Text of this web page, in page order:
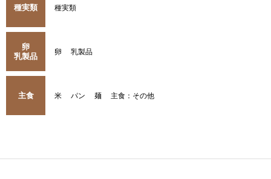
種実類 種実類
卵
乳製品
卵 乳製品
主食 米 パン 麺 主食：その他